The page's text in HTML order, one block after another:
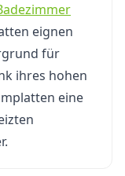
eignen
für
ihres hohen
eine